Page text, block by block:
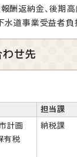
酬返納金、後期高
水道事業受益者負
わせ先
担当課
計画
有税
納税課